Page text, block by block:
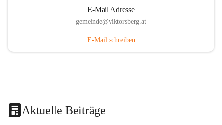
E-Mail Adresse
gemeinde@viktorsberg.at
E-Mail schreiben
Aktuelle Beiträge